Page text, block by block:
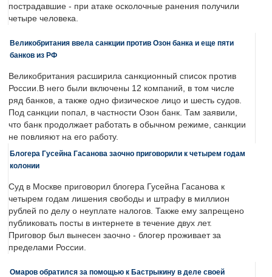
пострадавшие - при атаке осколочные ранения получили
четыре человека.
Великобритания ввела санкции против Озон банка и еще пяти
банков из РФ
Великобритания расширила санкционный список против
России.В него были включены 12 компаний, в том числе
ряд банков, а также одно физическое лицо и шесть судов.
Под санкции попал, в частности Озон банк. Там заявили,
что банк продолжает работать в обычном режиме, санкции
не повлияют на его работу.
Блогера Гусейна Гасанова заочно приговорили к четырем годам
колонии
Суд в Москве приговорил блогера Гусейна Гасанова к
четырем годам лишения свободы и штрафу в миллион
рублей по делу о неуплате налогов. Также ему запрещено
публиковать посты в интернете в течение двух лет.
Приговор был вынесен заочно - блогер проживает за
пределами России.
Омаров обратился за помощью к Бастрыкину в деле своей